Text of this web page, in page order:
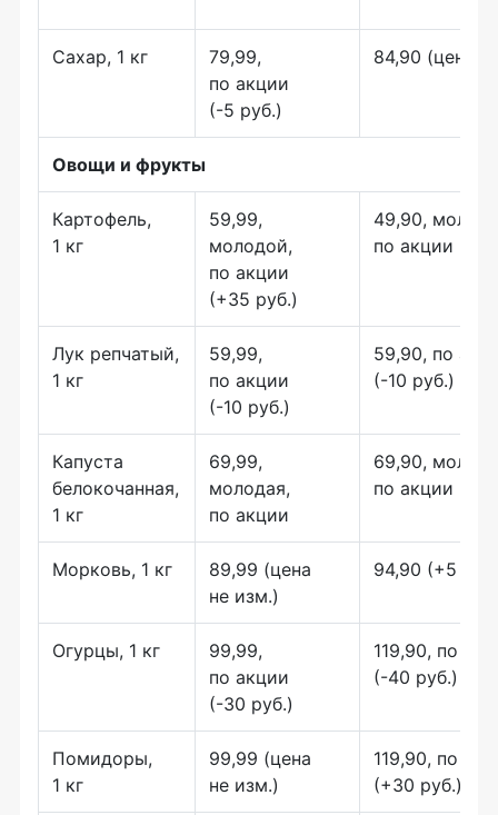
Сахар, 1 кг
79,99,
по акции
(-5 руб.)
84,90 (цена
Овощи и фрукты
Картофель,
1 кг
59,99,
молодой,
по акции
(+35 руб.)
49,90,
по акции
Лук репчатый,
1 кг
59,99,
по акции
(-10 руб.)
59,90, по
(-10 руб.)
Капуста
белокочанная,
1 кг
69,99,
молодая,
по акции
69,90,
по акции (-
Морковь, 1 кг
89,99 (цена
не изм.)
94,90 (+5
Огурцы, 1 кг
99,99,
по акции
(-30 руб.)
119,90, по
(-40 руб.)
Помидоры,
1 кг
99,99 (цена
не изм.)
119,90, по
(+30 руб.)